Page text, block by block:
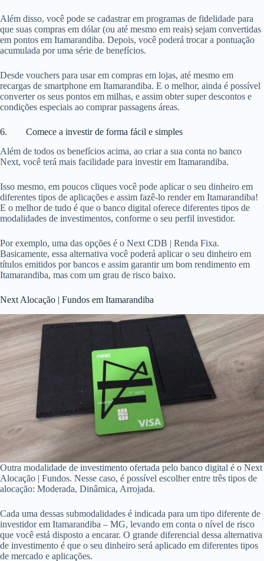
Além disso, você pode se cadastrar em programas de fidelidade para
que suas compras em dólar (ou até mesmo em reais) sejam convertidas
em pontos em Itamarandiba. Depois, você poderá trocar a pontuação
acumulada por uma série de benefícios.
Desde vouchers para usar em compras em lojas, até mesmo em
recargas de smartphone em Itamarandiba. E o melhor, ainda é possível
converter os seus pontos em milhas, e assim obter super descontos e
condições especiais ao comprar passagens áreas.
6. Comece a investir de forma fácil e simples
Além de todos os benefícios acima, ao criar a sua conta no banco
Next, você terá mais facilidade para investir em Itamarandiba.
Isso mesmo, em poucos cliques você pode aplicar o seu dinheiro em
diferentes tipos de aplicações e assim fazê-lo render em Itamarandiba!
E o melhor de tudo é que o banco digital oferece diferentes tipos de
modalidades de investimentos, conforme o seu perfil investidor.
Por exemplo, uma das opções é o Next CDB | Renda Fixa.
Basicamente, essa alternativa você poderá aplicar o seu dinheiro em
títulos emitidos por bancos e assim garantir um bom rendimento em
Itamarandiba, mas com um grau de risco baixo.
Next Alocação | Fundos em Itamarandiba
Outra modalidade de investimento ofertada pelo banco digital é o Next
Alocação | Fundos. Nesse caso, é possível escolher entre três tipos de
alocação: Moderada, Dinâmica, Arrojada.
Cada uma dessas submodalidades é indicada para um tipo diferente de
investidor em Itamarandiba – MG, levando em conta o nível de risco
que você está disposto a encarar. O grande diferencial dessa alternativa
de investimento é que o seu dinheiro será aplicado em diferentes tipos
de mercado e aplicações.